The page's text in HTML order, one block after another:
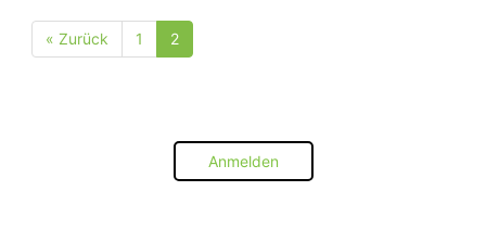
« Zurück Seite
1 2
Anmelden